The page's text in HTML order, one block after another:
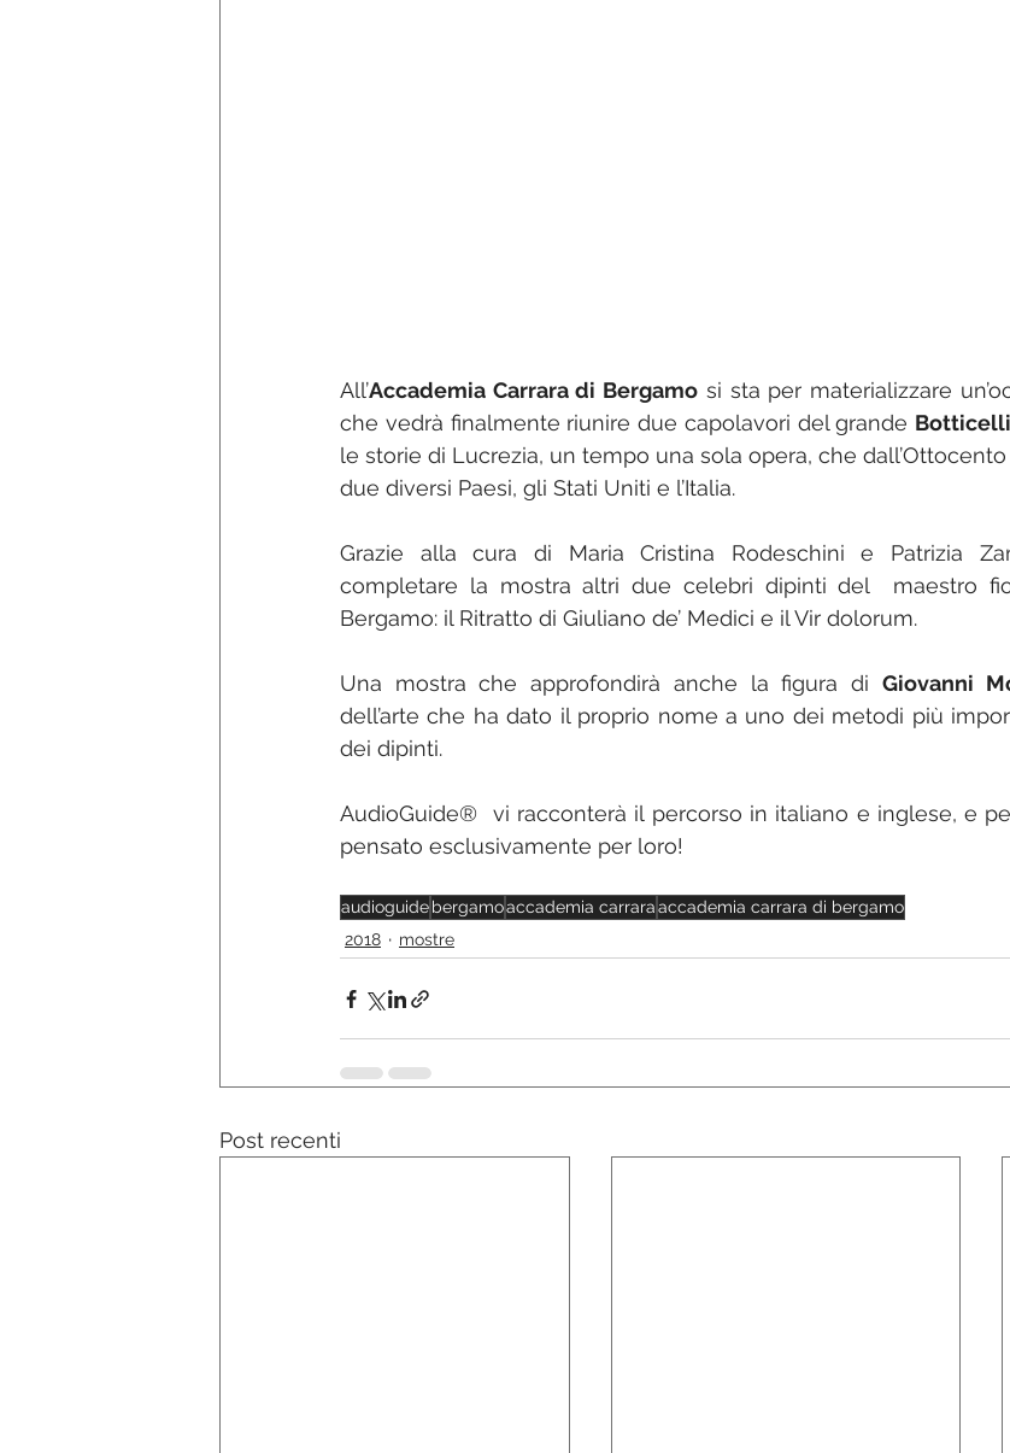
All’Accademia Carrara di Bergamo si sta per materializzare
che vedrà finalmente riunire due capolavori del grande Botticelli
le storie di Lucrezia, un tempo una sola opera, che
due diversi Paesi, gli Stati Uniti e l’Italia.
Grazie alla cura di Maria Cristina Rodeschini e Patrizia
completare la mostra altri due celebri dipinti del  maestro
Bergamo: il Ritratto di Giuliano de’ Medici e il Vir dolorum.
Una mostra che approfondirà anche la figura di Giovanni
dell’arte che ha dato il proprio nome a uno dei metodi più
dei dipinti.
AudioGuide®  vi racconterà il percorso in italiano e inglese, e
pensato esclusivamente per loro!
audioguidebergamoaccademia carraraaccademia carrara di bergamo
2018
mostre
Post recenti